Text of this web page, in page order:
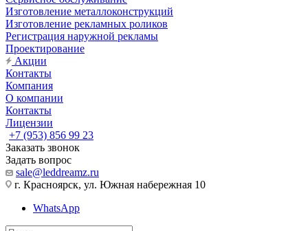
Изготовление металлоконструкций
Изготовление рекламных роликов
Регистрация наружной рекламы
Проектирование
Акции
Контакты
Компания
О компании
Контакты
Лицензии
+7 (953) 856 99 23
Заказать звонок
Задать вопрос
sale@leddreamz.ru
г. Красноярск, ул. Южная набережная 10
WhatsApp